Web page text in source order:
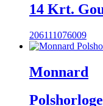
14 Krt.
206111076009
Monnard
Polshorloge